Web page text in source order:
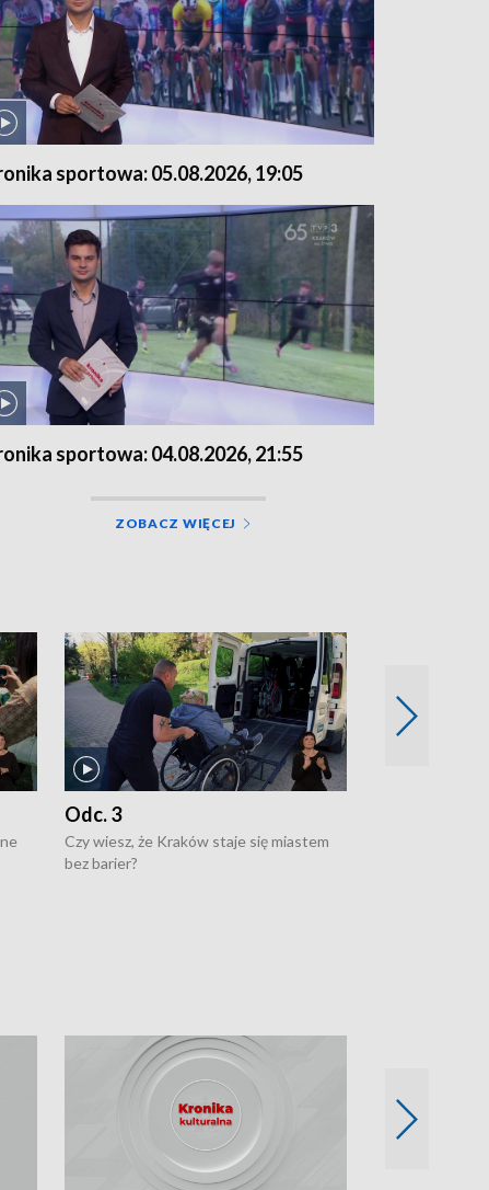
sportowa: 05.08.2026, 19:05
sportowa: 04.08.2026, 21:55
ZOBACZ WIĘCEJ
Odc. 3
Czy wiesz, że Kraków staje się miastem
bez barier?